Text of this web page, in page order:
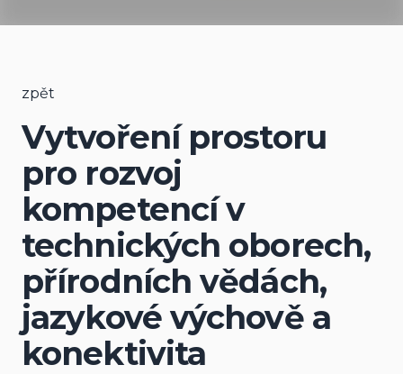
zpět
Vytvoření prostoru
pro rozvoj
kompetencí v
technických oborech,
přírodních vědách,
jazykové výchově a
konektivita